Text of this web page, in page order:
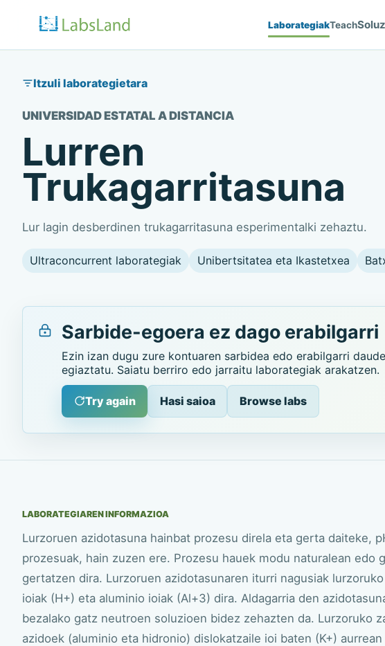
LaborategiakTeach
Itzuli laborategietara
UNIVERSIDAD ESTATAL A DISTANCIA
Lurren
Trukagarritasuna
Lur lagin desberdinen trukagarritasuna esperimentalki zehaztu.
Ultraconcurrent laborategiak Unibertsitatea eta Ikastetxea
Sarbide-egoera ez dago erabilgarri
Ezin izan dugu zure kontuaren sarbidea edo erabilgarri
egiaztatu. Saiatu berriro edo jarraitu laborategiak arakatzen.
Try again Hasi saioa Browse labs
LABORATEGIAREN INFORMAZIOA
Lurzoruen azidotasuna hainbat prozesu direla eta gerta daiteke,
prozesuak, hain zuzen ere. Prozesu hauek modu naturalean edo
gertatzen dira. Lurzoruen azidotasunaren iturri nagusiak
ioiak (H+) eta aluminio ioiak (Al+3) dira. Aldagarria den
bezalako gatz neutroen soluzioen bidez zehazten da. Lurzoruko
azidoek (aluminio eta hidronio) dislokatzaile ioi baten (K+)